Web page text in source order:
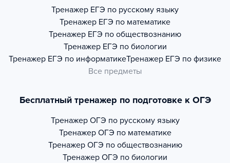
Тренажер ЕГЭ по русскому языку
Тренажер ЕГЭ по математике
Тренажер ЕГЭ по обществознанию
Тренажер ЕГЭ по биологии
Тренажер ЕГЭ по информатикеТренажер ЕГЭ по физике
Все предметы
Бесплатный тренажер по подготовке к ОГЭ
Тренажер ОГЭ по русскому языку
Тренажер ОГЭ по математике
Тренажер ОГЭ по обществознанию
Тренажер ОГЭ по биологии